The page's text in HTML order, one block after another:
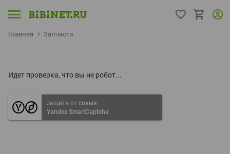
Главная Запчасти
Идет проверка, что вы не робот...
защита от спама
Yandex SmartCaptcha